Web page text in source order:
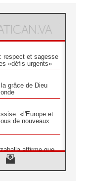
respect et sagesse
«défis urgents»
grâce de Dieu
«l'Europe et
de nouveaux
affirme que